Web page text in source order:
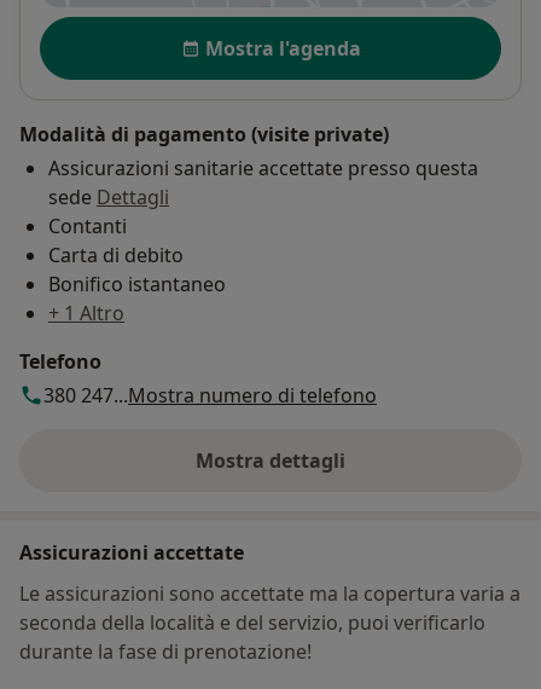
Disponibilità
Mostra l'agenda
Modalità di pagamento (visite private)
Assicurazioni sanitarie accettate presso questa
sede Dettagli
Contanti
Carta di debito
Bonifico istantaneo
+ 1 Altro
Telefono
380 247...Mostra numero di telefono
Mostra dettagli
sull'indirizzo
Assicurazioni accettate
Le assicurazioni sono accettate ma la copertura varia a
seconda della località e del servizio, puoi verificarlo
durante la fase di prenotazione!